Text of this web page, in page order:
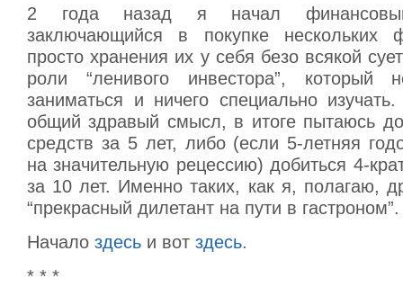
2 года назад я начал финансовый
заключающийся в покупке
просто хранения их у себя безо всякой
роли “ленивого инвестора”, который
заниматься и ничего специально
общий здравый смысл, в итоге пытаюсь
средств за 5 лет, либо (если 5-летняя
на значительную рецессию) добиться 4-
за 10 лет. Именно таких, как я, полагаю,
“прекрасный дилетант на пути в гастроном”.
Начало здесь и вот здесь.
* * *